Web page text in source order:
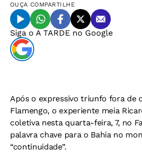
OUÇA COMPARTILHE
Siga o A TARDE no Google
Após o expressivo triunfo fora de
Flamengo, o experiente meia
coletiva nesta quarta-feira, 7, no
palavra chave para o Bahia no
“continuidade”.